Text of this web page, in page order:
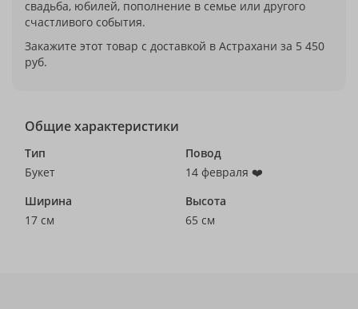
свадьба, юбилей, пополнение в семье или другого
счастливого события.
Закажите этот товар с доставкой в Астрахани за 5 450
руб.
Общие характеристики
Тип
Букет
Повод
14 февраля ❤️
Ширина
17 см
Высота
65 см